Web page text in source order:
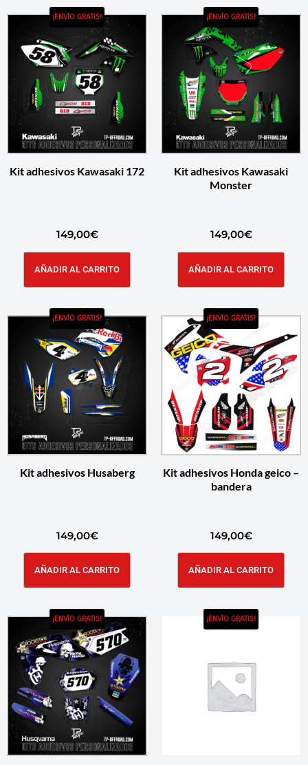
¡ENVÍO GRATIS!
Kit adhesivos Kawasaki 172
149,00€
AÑADIR AL CARRITO
¡ENVÍO GRATIS!
Kit adhesivos Kawasaki
Monster
149,00€
AÑADIR AL CARRITO
¡ENVÍO GRATIS!
Kit adhesivos Husaberg
149,00€
AÑADIR AL CARRITO
¡ENVÍO GRATIS!
Kit adhesivos Honda geico –
bandera
149,00€
AÑADIR AL CARRITO
¡ENVÍO GRATIS! ¡ENVÍO GRATIS!